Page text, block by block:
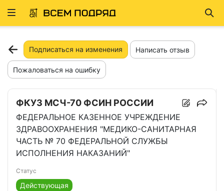
Развернуть
Подписаться на изменения Написать отзыв
Пожаловаться на ошибку
ФКУЗ МСЧ-70 ФСИН РОССИИ
ФЕДЕРАЛЬНОЕ КАЗЕННОЕ УЧРЕЖДЕНИЕ
ЗДРАВООХРАНЕНИЯ "МЕДИКО-САНИТАРНАЯ
ЧАСТЬ № 70 ФЕДЕРАЛЬНОЙ СЛУЖБЫ
ИСПОЛНЕНИЯ НАКАЗАНИЙ"
Статус
Действующая